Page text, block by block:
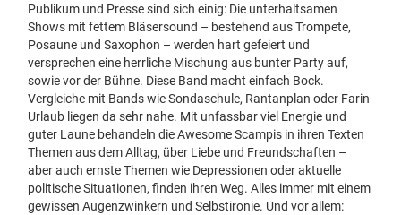
Publikum und Presse sind sich einig: Die unterhaltsamen
Shows mit fettem Bläsersound – bestehend aus Trompete,
Posaune und Saxophon – werden hart gefeiert und
versprechen eine herrliche Mischung aus bunter Party auf,
sowie vor der Bühne. Diese Band macht einfach Bock.
Vergleiche mit Bands wie Sondaschule, Rantanplan oder Farin
Urlaub liegen da sehr nahe. Mit unfassbar viel Energie und
guter Laune behandeln die Awesome Scampis in ihren Texten
Themen aus dem Alltag, über Liebe und Freundschaften –
aber auch ernste Themen wie Depressionen oder aktuelle
politische Situationen, finden ihren Weg. Alles immer mit einem
gewissen Augenzwinkern und Selbstironie. Und vor allem: